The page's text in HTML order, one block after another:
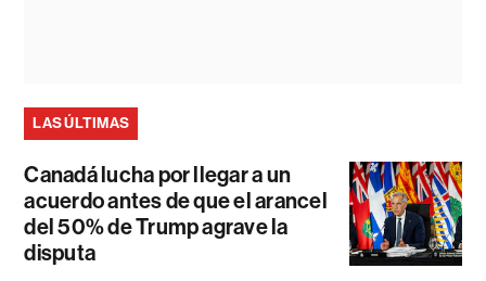
LAS ÚLTIMAS
Canadá lucha por llegar a un
acuerdo antes de que el arancel
del 50% de Trump agrave la
disputa